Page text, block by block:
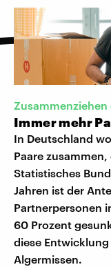
Immer mehr
In Deutschland
Paare
Statistisches
Jahren ist der
Partnerpersonen
60 Prozent
diese
Algermissen.